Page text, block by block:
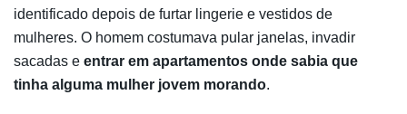
identificado depois de furtar lingerie e vestidos de
mulheres. O homem costumava pular janelas, invadir
sacadas e entrar em apartamentos onde sabia que
tinha alguma mulher jovem morando.